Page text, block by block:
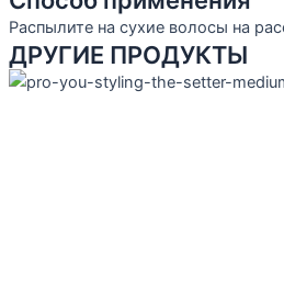
Распылите на сухие волосы на
ДРУГИЕ ПРОДУКТЫ